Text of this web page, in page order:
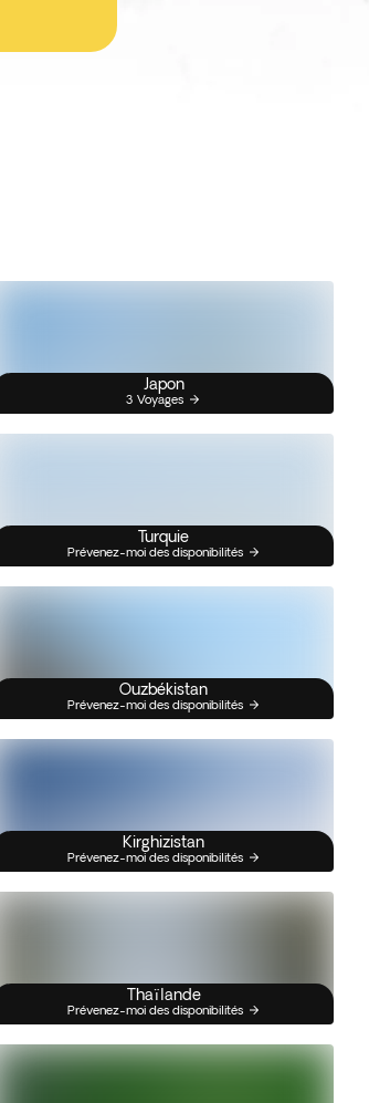
Japon
3 Voyages
Turquie
Prévenez-moi des disponibilités
Ouzbékistan
Prévenez-moi des disponibilités
Kirghizistan
Prévenez-moi des disponibilités
Thaïlande
Prévenez-moi des disponibilités